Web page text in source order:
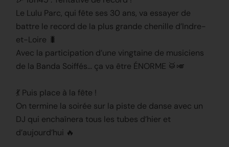
Le Lulu Parc, qui fête ses 30 ans, va essayer de
battre le record de la plus grande chenille d’Indre-
et-Loire 🐛
Avec la participation d’une vingtaine de musiciens
de la Banda Soiffés… ça va être ÉNORME 🥁🎺
💃 Puis place à la fête !
On termine la soirée sur la piste de danse avec un
DJ qui enchaînera tous les tubes d’hier et
d’aujourd’hui 🔥